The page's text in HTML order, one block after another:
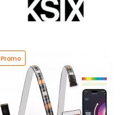
Promo